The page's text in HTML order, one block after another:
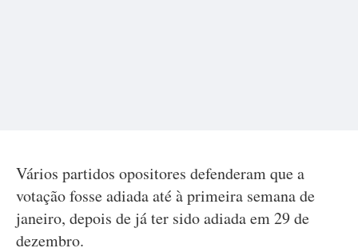
Vários partidos opositores defenderam que a
votação fosse adiada até à primeira semana de
janeiro, depois de já ter sido adiada em 29 de
dezembro.